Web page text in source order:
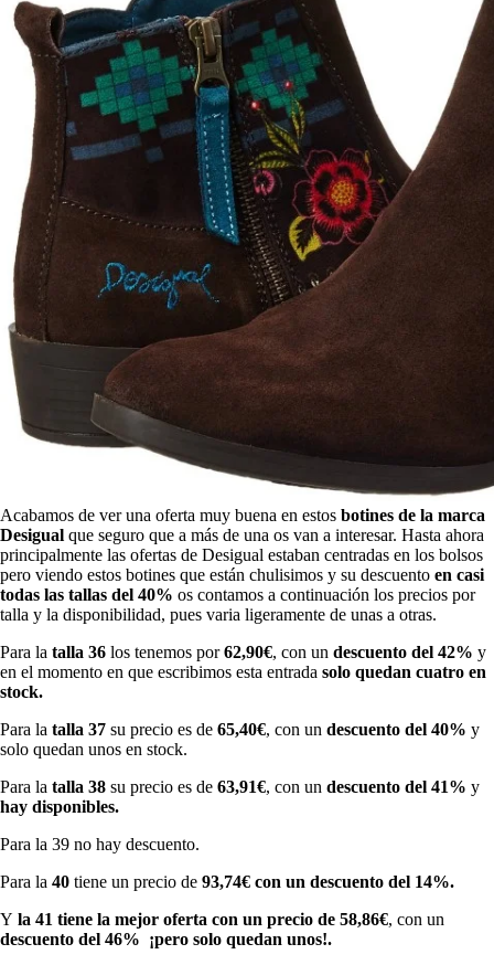
Acabamos de ver una oferta muy buena en estos botines de la marca
Desigual que seguro que a más de una os van a interesar. Hasta ahora
principalmente las ofertas de Desigual estaban centradas en los bolsos
pero viendo estos botines que están chulisimos y su descuento en casi
todas las tallas del 40% os contamos a continuación los precios por
talla y la disponibilidad, pues varia ligeramente de unas a otras.
Para la talla 36 los tenemos por62,90€, con un descuento del 42% y
en el momento en que escribimos esta entrada solo quedan cuatro en
stock.
Para la talla 37 su precio es de 65,40€, con un descuento del 40% y
solo quedan unos en stock.
Para la talla 38 su precio es de 63,91€, con un descuento del 41% y
hay disponibles.
Para la 39 no hay descuento.
Para la 40 tiene un precio de 93,74€ con un descuento del 14%.
Y la 41 tiene la mejor oferta con un precio de 58,86€, con un
descuento del 46% ¡pero solo quedan unos!.